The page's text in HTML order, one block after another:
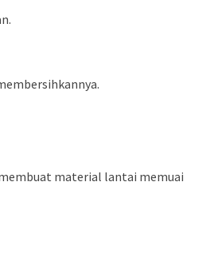
material lantai memuai